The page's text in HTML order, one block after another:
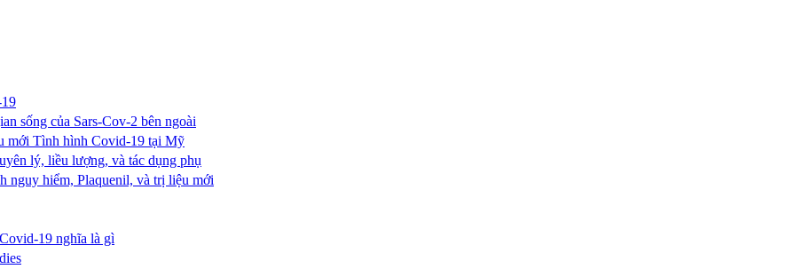
sống của Sars-Cov-2 bên ngoài
mới Tình hình Covid-19 tại Mỹ
lý, liều lượng, và tác dụng phụ
nguy hiểm, Plaquenil, và trị liệu mới
19 nghĩa là gì